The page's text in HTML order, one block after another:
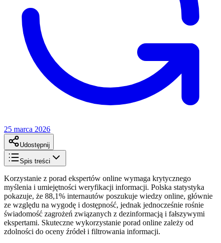
25 marca 2026
Udostępnij
Spis treści
Korzystanie z porad ekspertów online wymaga krytycznego
myślenia i umiejętności weryfikacji informacji. Polska statystyka
pokazuje, że 88,1% internautów poszukuje wiedzy online, głównie
ze względu na wygodę i dostępność, jednak jednocześnie rośnie
świadomość zagrożeń związanych z dezinformacją i fałszywymi
ekspertami. Skuteczne wykorzystanie porad online zależy od
zdolności do oceny źródeł i filtrowania informacji.